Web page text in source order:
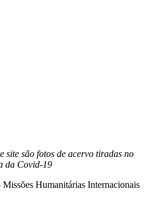
site são fotos de acervo tiradas no
da Covid-19
Humanitárias Internacionais